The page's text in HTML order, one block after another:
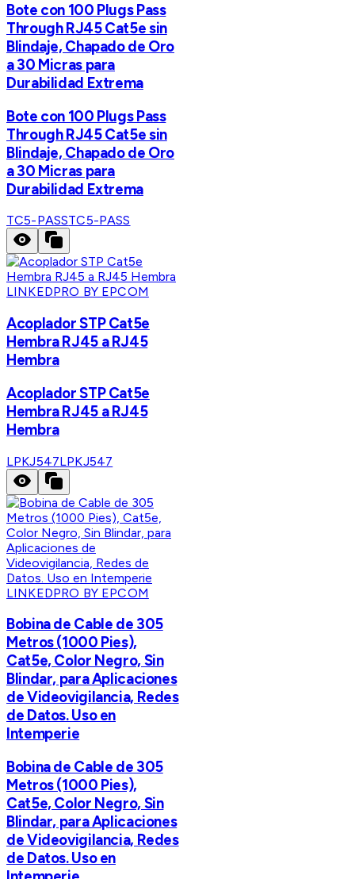
Bote con 100 Plugs Pass
Through RJ45 Cat5e sin
Blindaje, Chapado de Oro
a 30 Micras para
Durabilidad Extrema
Bote con 100 Plugs Pass
Through RJ45 Cat5e sin
Blindaje, Chapado de Oro
a 30 Micras para
Durabilidad Extrema
TC5-PASSTC5-PASS
LINKEDPRO BY EPCOM
Acoplador STP Cat5e
Hembra RJ45 a RJ45
Hembra
Acoplador STP Cat5e
Hembra RJ45 a RJ45
Hembra
LPKJ547LPKJ547
LINKEDPRO BY EPCOM
Bobina de Cable de 305
Metros (1000 Pies),
Cat5e, Color Negro, Sin
Blindar, para Aplicaciones
de Videovigilancia, Redes
de Datos. Uso en
Intemperie
Bobina de Cable de 305
Metros (1000 Pies),
Cat5e, Color Negro, Sin
Blindar, para Aplicaciones
de Videovigilancia, Redes
de Datos. Uso en